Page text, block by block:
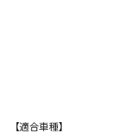
【適合車種】